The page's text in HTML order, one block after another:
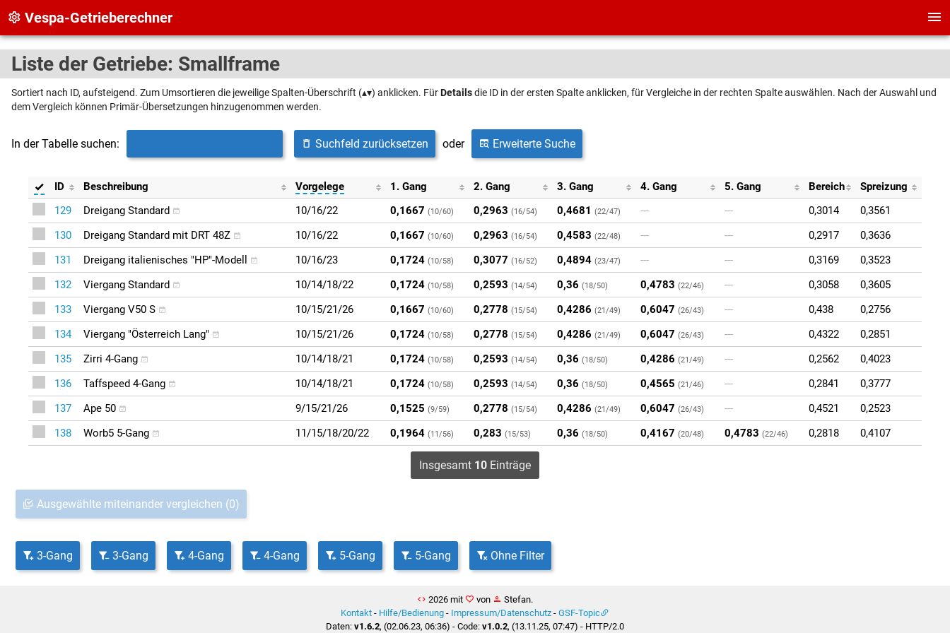
Vespa-Getrieberechner
Liste der Getriebe: Smallframe
Sortiert nach ID, aufsteigend. Zum Umsortieren die jeweilige Spalten-Überschrift (▴▾) anklicken. FürDetailsdie ID in der ersten Spalte anklicken, für Vergleiche in der rechten Spalte auswählen. Nach der Auswahl und
dem Vergleich können Primär-Übersetzungen hinzugenommen werden.
In der Tabelle suchen: Suchfeld zurücksetzen oder Erweiterte Suche
ID Beschreibung Vorgelege 1. Gang 2. Gang 3. Gang 4. Gang 5. Gang Bereich
Spreizung
129
Dreigang Standard 10/16/22 0,1667 (10/60) 0,2963 (16/54) 0,4681 (22/47) --- --- 0,3014
0,3561
130
Dreigang Standard mit DRT 48Z 10/16/22 0,1667 (10/60) 0,2963 (16/54) 0,4583 (22/48) --- --- 0,2917
0,3636
131
Dreigang italienisches "HP"-Modell 10/16/23 0,1724 (10/58) 0,3077 (16/52) 0,4894 (23/47) --- --- 0,3169
0,3523
132
Viergang Standard 10/14/18/22 0,1724 (10/58) 0,2593 (14/54) 0,36 (18/50) 0,4783 (22/46) --- 0,3058
0,3605
133
Viergang V50 S 10/15/21/26 0,1667 (10/60) 0,2778 (15/54) 0,4286 (21/49) 0,6047 (26/43) --- 0,438
0,2756
134
Viergang "Österreich Lang" 10/15/21/26 0,1724 (10/58) 0,2778 (15/54) 0,4286 (21/49) 0,6047 (26/43) --- 0,4322
0,2851
135
Zirri 4-Gang 10/14/18/21 0,1724 (10/58) 0,2593 (14/54) 0,36 (18/50) 0,4286 (21/49) --- 0,2562
0,4023
136
Taffspeed 4-Gang 10/14/18/21 0,1724 (10/58) 0,2593 (14/54) 0,36 (18/50) 0,4565 (21/46) --- 0,2841
0,3777
137
Ape 50 9/15/21/26 0,1525 (9/59) 0,2778 (15/54) 0,4286 (21/49) 0,6047 (26/43) --- 0,4521
0,2523
138
Worb5 5-Gang 11/15/18/20/22 0,1964 (11/56) 0,283 (15/53) 0,36 (18/50) 0,4167 (20/48) 0,4783 (22/46) 0,2818 0,4107
Insgesamt 10 Einträge
Ausgewählte miteinander vergleichen (0)
3-Gang 3-Gang 4-Gang 4-Gang 5-Gang 5-Gang Ohne Filter
2026 mit von
Stefan.
Kontakt - Hilfe/Bedienung - Impressum/Datenschutz - GSF-Topic
Daten: v1.6.2, (02.06.23, 06:36) - Code: v1.0.2, (13.11.25, 07:47) - HTTP/2.0